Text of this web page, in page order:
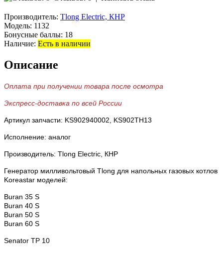
Производитель: Tlong Electric, КНР
Модель: 1132
Бонусные баллы: 18
Наличие: Есть в наличии
Описание
Оплата при получении товара после осмотра
Экспресс-доставка по всей России
Артикул запчасти: KS902940002, KS902TH13
Исполнение: аналог
Производитель: Tlong Electric, КНР
Генератор милливольтовый Tlong для напольных газовых котлов
Koreastar моделей:
Buran 35 S
Buran 40 S
Buran 50 S
Buran 60 S
Senator TP 10